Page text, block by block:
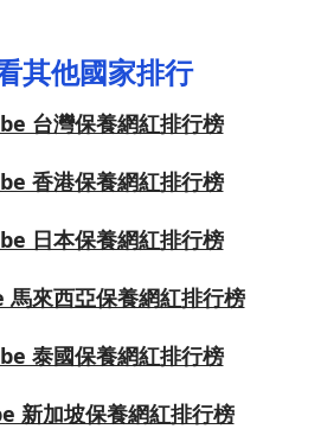
其他國家排行
台灣保養網紅排行榜
香港保養網紅排行榜
日本保養網紅排行榜
馬來西亞保養網紅排行榜
泰國保養網紅排行榜
新加坡保養網紅排行榜